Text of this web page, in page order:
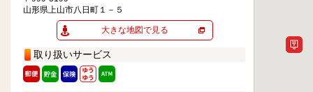
山形県上山市八日町１－５
大きな地図で見る
取り扱いサービス